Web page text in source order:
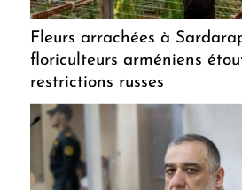
Fleurs arrachées à
floriculteurs arméniens
restrictions russes